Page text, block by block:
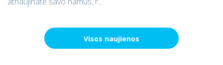
Visos naujienos